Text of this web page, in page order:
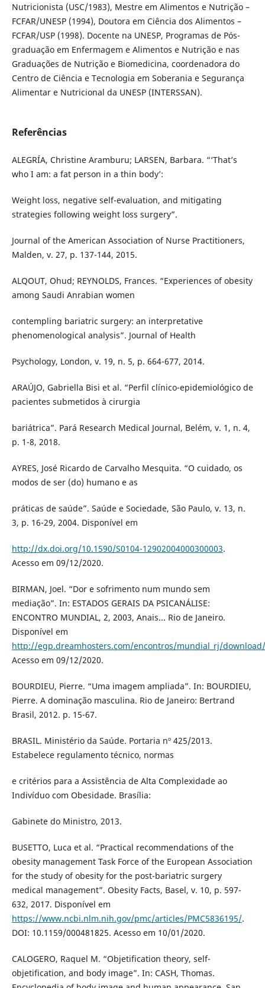
Nutricionista (USC/1983), Mestre em Alimentos e Nutrição –
FCFAR/UNESP (1994), Doutora em Ciência dos Alimentos –
FCFAR/USP (1998). Docente na UNESP, Programas de Pós-
graduação em Enfermagem e Alimentos e Nutrição e nas
Graduações de Nutrição e Biomedicina, coordenadora do
Centro de Ciência e Tecnologia em Soberania e Segurança
Alimentar e Nutricional da UNESP (INTERSSAN).
Referências
ALEGRÍA, Christine Aramburu; LARSEN, Barbara. “‘That’s
who I am: a fat person in a thin body’:
Weight loss, negative self-evaluation, and mitigating
strategies following weight loss surgery”.
Journal of the American Association of Nurse Practitioners,
Malden, v. 27, p. 137-144, 2015.
ALQOUT, Ohud; REYNOLDS, Frances. “Experiences of obesity
among Saudi Anrabian women
contempling bariatric surgery: an interpretative
phenomenological analysis”. Journal of Health
Psychology, London, v. 19, n. 5, p. 664-677, 2014.
ARAÚJO, Gabriella Bisi et al. “Perfil clínico-epidemiológico de
pacientes submetidos à cirurgia
bariátrica”. Pará Research Medical Journal, Belém, v. 1, n. 4,
p. 1-8, 2018.
AYRES, José Ricardo de Carvalho Mesquita. “O cuidado, os
modos de ser (do) humano e as
práticas de saúde”. Saúde e Sociedade, São Paulo, v. 13, n.
3, p. 16-29, 2004. Disponível em
http://dx.doi.org/10.1590/S0104-12902004000300003.
Acesso em 09/12/2020.
BIRMAN, Joel. “Dor e sofrimento num mundo sem
mediação”. In: ESTADOS GERAIS DA PSICANÁLISE:
ENCONTRO MUNDIAL, 2, 2003, Anais... Rio de Janeiro.
Disponível em
http://egp.dreamhosters.com/encontros/mundial_rj/download/
Acesso em 09/12/2020.
BOURDIEU, Pierre. “Uma imagem ampliada”. In: BOURDIEU,
Pierre. A dominação masculina. Rio de Janeiro: Bertrand
Brasil, 2012. p. 15-67.
BRASIL. Ministério da Saúde. Portaria nº 425/2013.
Estabelece regulamento técnico, normas
e critérios para a Assistência de Alta Complexidade ao
Indivíduo com Obesidade. Brasília:
Gabinete do Ministro, 2013.
BUSETTO, Luca et al. “Practical recommendations of the
obesity management Task Force of the European Association
for the study of obesity for the post-bariatric surgery
medical management”. Obesity Facts, Basel, v. 10, p. 597-
632, 2017. Disponível em
https://www.ncbi.nlm.nih.gov/pmc/articles/PMC5836195/.
DOI: 10.1159/000481825. Acesso em 10/01/2020.
CALOGERO, Raquel M. “Objetification theory, self-
objetification, and body image”. In: CASH, Thomas.